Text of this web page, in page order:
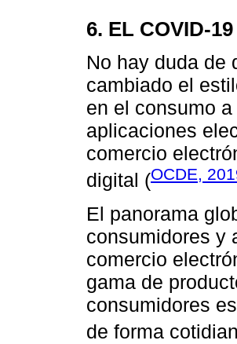
6. EL COVID-
No hay duda de
cambiado el
en el consumo
aplicaciones
comercio
digital (OCDE,
El panorama
consumidores y
comercio
gama de
consumidores
de forma